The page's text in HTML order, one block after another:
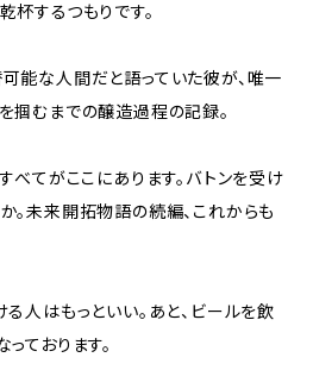
杯するつもりです。
能な人間だと語っていた彼が、唯一
掴むまでの醸造過程の記録。
べてがここにあります。バトンを受け
。未来開拓物語の続編、これからも
人はもっといい。あと、ビールを飲
ております。